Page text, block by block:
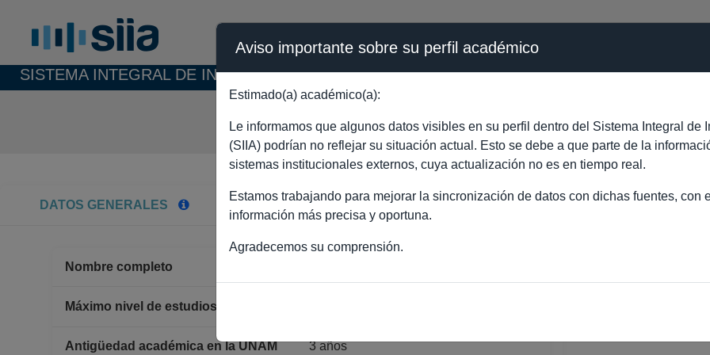
SISTEMA INTEGRAL DE INFORMACIÓN ACADÉMICA - PÚBLICO
LIBERTAD ROSALIA CASTRO
DATOS GENERALES
Nombre completo
Máximo nivel de estudios
Antigüedad académica en la UNAM 3 años
Aviso importante sobre su perfil académico
Estimado(a) académico(a):
Le informamos que algunos datos visibles en su perfil dentro del Sistema Integral de
(SIIA) podrían no reflejar su situación actual. Esto se debe a que parte de la
sistemas institucionales externos, cuya actualización no es en tiempo real.
Estamos trabajando para mejorar la sincronización de datos con dichas fuentes, con
información más precisa y oportuna.
Agradecemos su comprensión.